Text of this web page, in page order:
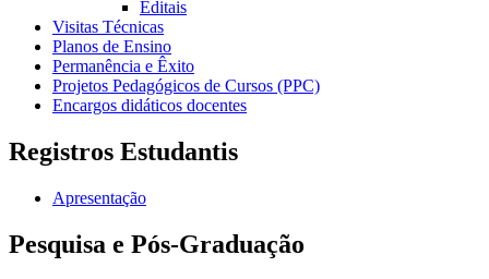
Editais
Visitas Técnicas
Planos de Ensino
Permanência e Êxito
Projetos Pedagógicos de Cursos (PPC)
Encargos didáticos docentes
Registros Estudantis
Apresentação
Pesquisa e Pós-Graduação